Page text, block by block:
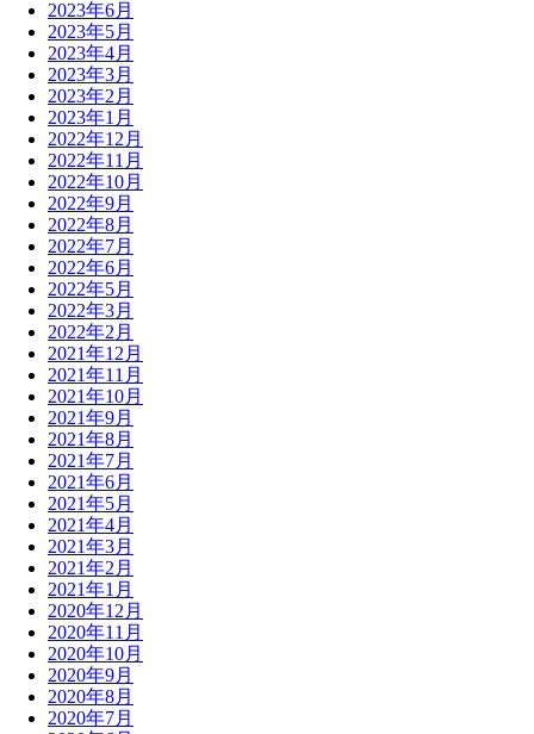
2023年6月
2023年5月
2023年4月
2023年3月
2023年2月
2023年1月
2022年12月
2022年11月
2022年10月
2022年9月
2022年8月
2022年7月
2022年6月
2022年5月
2022年3月
2022年2月
2021年12月
2021年11月
2021年10月
2021年9月
2021年8月
2021年7月
2021年6月
2021年5月
2021年4月
2021年3月
2021年2月
2021年1月
2020年12月
2020年11月
2020年10月
2020年9月
2020年8月
2020年7月